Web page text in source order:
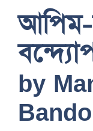
আপিম-
by